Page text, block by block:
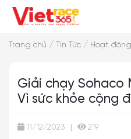
Trang chủ / Tin Tức / Hoạt
Giải chạy Sohaco
Vì sức khỏe cộng
11/12/2023 219